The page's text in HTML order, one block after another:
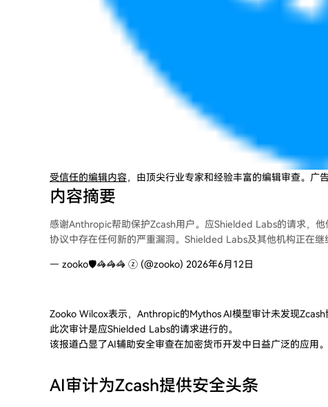
受信任的编辑内容，由顶尖行业专家和经验丰富的编辑审查。广
内容摘要
感谢Anthropic帮助保护Zcash用户。应Shielded Labs的请求，
协议中存在任何新的严重漏洞。Shielded Labs及其他机构正在继
— zooko🛡🦓🦓🦓 ⓩ (@zooko) 2026年6月12日
Zooko Wilcox表示，Anthropic的Mythos AI模型审计未发现Zcash
此次审计是应Shielded Labs的请求进行的。
该报道凸显了AI辅助安全审查在加密货币开发中日益广泛的应用。
AI审计为Zcash提供安全头条